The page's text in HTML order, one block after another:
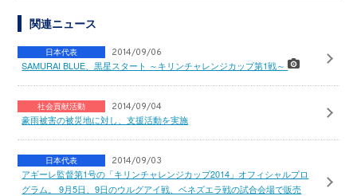
関連ニュース
日本代表 2014/09/06
SAMURAI BLUE、黒星スタート ～キリンチャレンジカップ第1戦～
社会貢献活動 2014/09/04
豪雨被害の被災地に対し、支援活動を実施
日本代表 2014/09/03
アギーレ監督第1号の「キリンチャレンジカップ2014」オフィシャルプロ
グラム。 9月5日、9日のウルグアイ戦、ベネズエラ戦の試合会場で販売